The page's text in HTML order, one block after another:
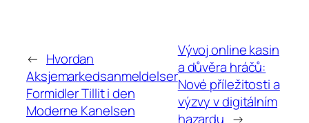
← Hvordan
Aksjemarkedsanmeldelser
Formidler Tillit i den
Moderne Kanelsen
Vývoj online kasin
a důvěra hráčů:
Nové příležitosti a
výzvy v digitálním
hazardu →